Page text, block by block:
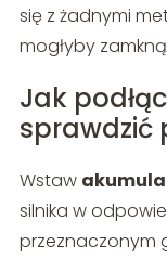
się z żadnymi
mogłyby
Jak
sprawdzić
Wstaw
silnika w
przeznaczonym